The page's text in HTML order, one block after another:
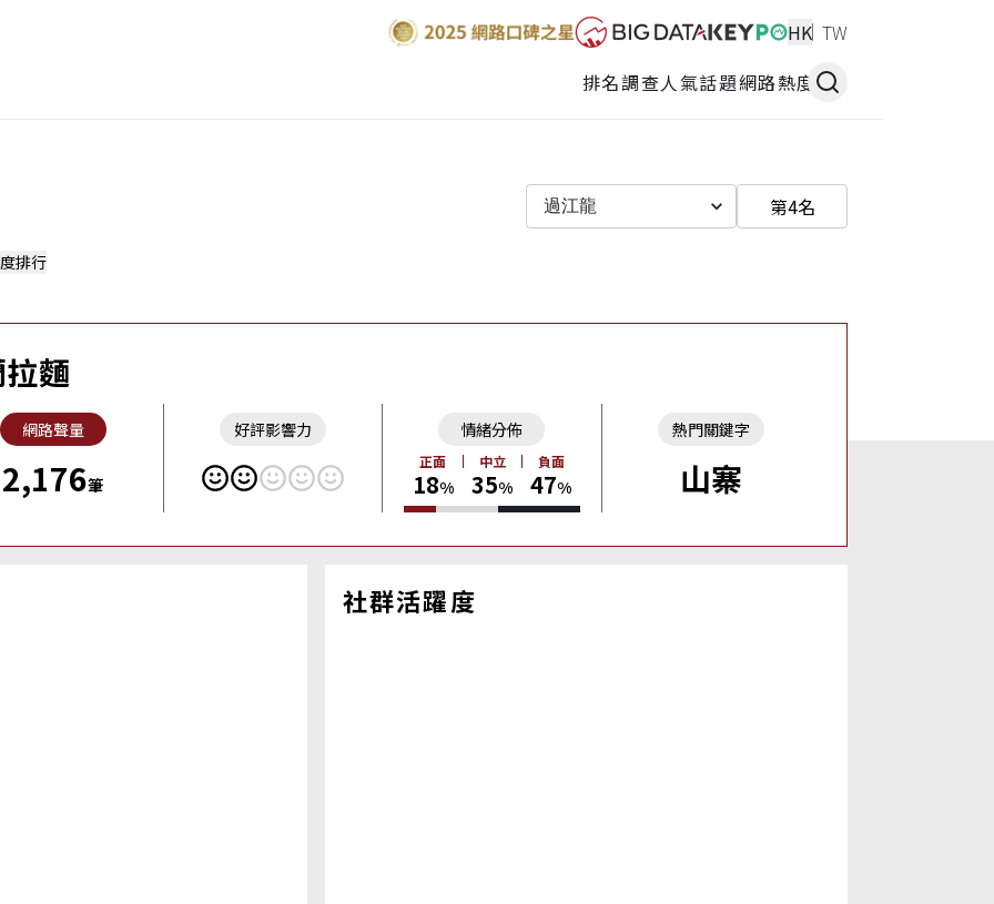
HK TW
排名調查人氣話題網路熱度
過江龍 第4名
排行
麵
網路聲量
2,176筆
好評影響力 情緒分佈
正面
18%
中立
35%
負面
47%
熱門關鍵字
山寨
社群活躍度